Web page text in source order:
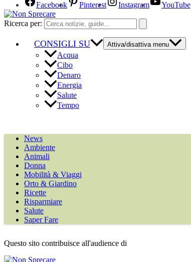
Facebook Pinterest Instagram YouTube
Ricerca per:
CONSIGLI SU Attiva/disattiva menu
Acqua
Cibo
Denaro
Energia
Salute
Tempo
News
Ambiente
Animali
Donna
Mobilità & Viaggi
Orto & Giardino
Ricette
Risparmiare
Salute
Saper Fare
Questo sito contribuisce all'audience di